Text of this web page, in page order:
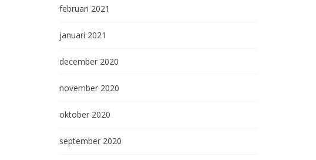
februari 2021
januari 2021
december 2020
november 2020
oktober 2020
september 2020